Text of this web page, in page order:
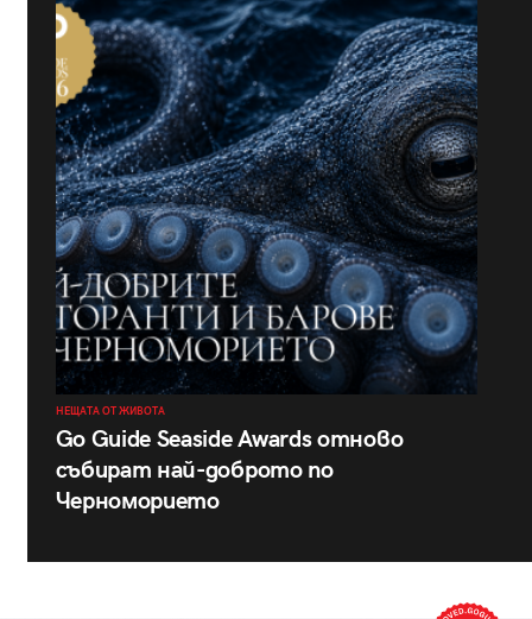
НЕЩАТА ОТ ЖИВОТА
Go Guide Seaside Awards отново
събират най-доброто по
Черноморието